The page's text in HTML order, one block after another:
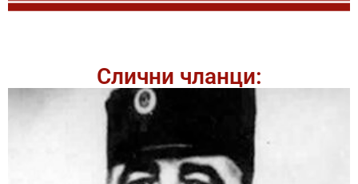
Слични чланци: